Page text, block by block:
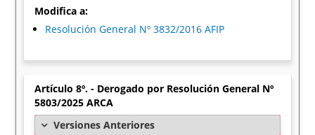
Modifica a:
Resolución General Nº 3832/2016 AFIP
Artículo 8º. - Derogado por Resolución General Nº
5803/2025 ARCA
Versiones Anteriores